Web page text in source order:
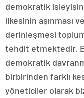
demokratik
ilkesinin aşınması
derinleşmesi
tehdit etmektedir.
demokratik
birbirinden farklı
yöneticiler olarak